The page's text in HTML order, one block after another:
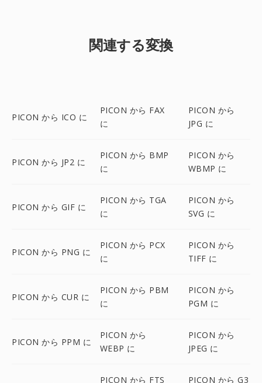
関連する変換
PICON から ICO に
PICON から FAX
に
PICON から
JPG に
PICON から JP2 に
PICON から BMP
に
PICON から
WBMP に
PICON から GIF に
PICON から TGA
に
PICON から
SVG に
PICON から PNG に
PICON から PCX
に
PICON から
TIFF に
PICON から CUR に
PICON から PBM
に
PICON から
PGM に
PICON から PPM に
PICON から
WEBP に
PICON から
JPEG に
PICON から FTS
PICON から G3